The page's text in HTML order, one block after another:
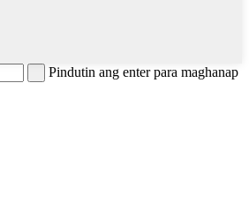
Pindutin ang enter para maghanap